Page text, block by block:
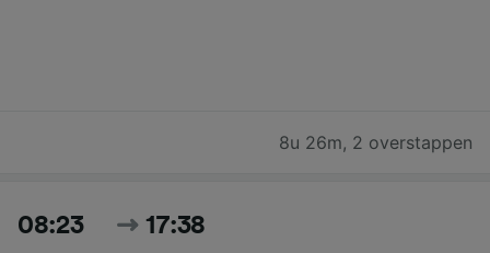
8u 26m, 2 overstappen
08:23 17:38